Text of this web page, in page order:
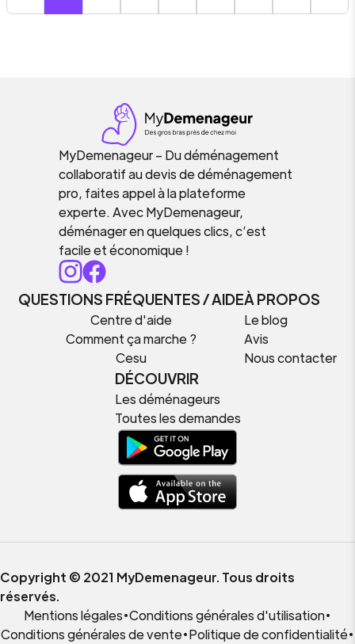
MyDemenageur – Du déménagement
collaboratif au devis de déménagement
pro, faites appel à la plateforme
experte. Avec MyDemenageur,
déménager en quelques clics, c’est
facile et économique !
QUESTIONS FRÉQUENTES / AIDE
Centre d'aide
Comment ça marche ?
Cesu
À PROPOS
Le blog
Avis
Nous contacter
DÉCOUVRIR
Les déménageurs
Toutes les demandes
Copyright © 2021 MyDemenageur. Tous droits
réservés.
Mentions légales•Conditions générales d'utilisation•
Conditions générales de vente•Politique de confidentialité•